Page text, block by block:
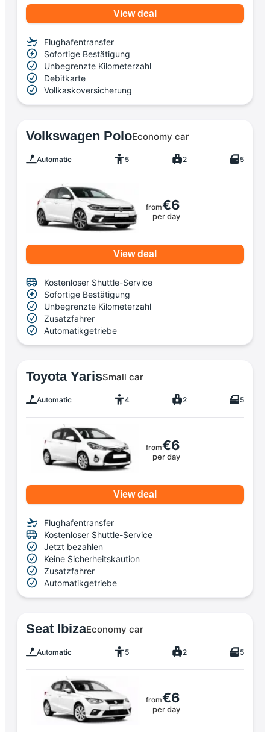
View deal
Flughafentransfer
Sofortige Bestätigung
Unbegrenzte Kilometerzahl
Debitkarte
Vollkaskoversicherung
Volkswagen PoloEconomy car
Automatic 5 2 5
from€6
per day
View deal
Kostenloser Shuttle-Service
Sofortige Bestätigung
Unbegrenzte Kilometerzahl
Zusatzfahrer
Automatikgetriebe
Toyota YarisSmall car
Automatic 4 2 5
from€6
per day
View deal
Flughafentransfer
Kostenloser Shuttle-Service
Jetzt bezahlen
Keine Sicherheitskaution
Zusatzfahrer
Automatikgetriebe
Seat IbizaEconomy car
Automatic 5 2 5
from€6
per day